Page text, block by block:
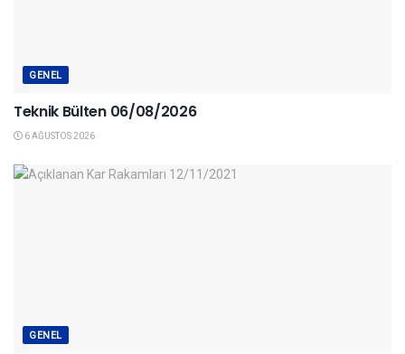
GENEL
Teknik Bülten 06/08/2026
6 AĞUSTOS 2026
GENEL